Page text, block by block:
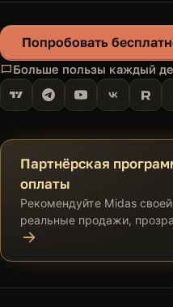
Попробовать
Больше пользы каждый
Партнёрская
оплаты
Рекомендуйте Midas
реальные продажи,